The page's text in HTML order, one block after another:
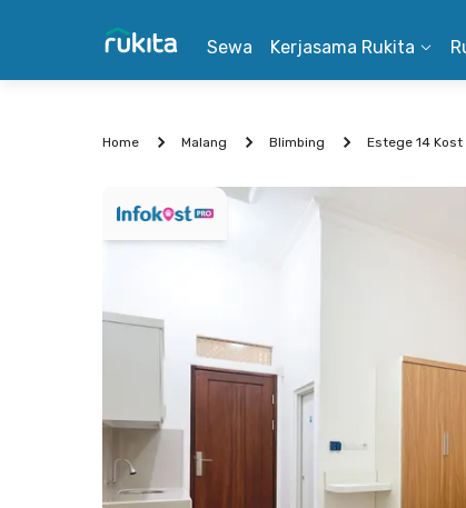
Sewa Kerjasama Rukita
Home Malang Blimbing Estege 14